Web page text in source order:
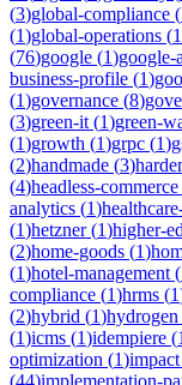
(3)global-compliance (
(1)global-operations (1
(76)google (1)google-
business-profile (1)
(1)governance (8)
(3)green-it (1)green-
(1)growth (1)grpc (1)
(2)handmade (3)
(4)headless-commerce
analytics (1)
(1)hetzner(1)higher-ed
(2)home-goods (1)
(1)hotel-management (
compliance (1)hrms (1
(2)hybrid (1)hydrogen
(1)icms (1)idempiere (1
optimization (1)impact
(44)implementation-